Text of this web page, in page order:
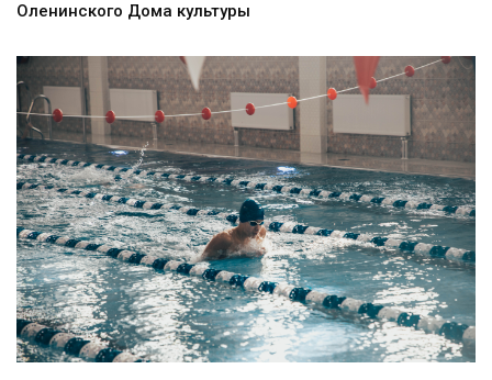
Оленинского Дома культуры